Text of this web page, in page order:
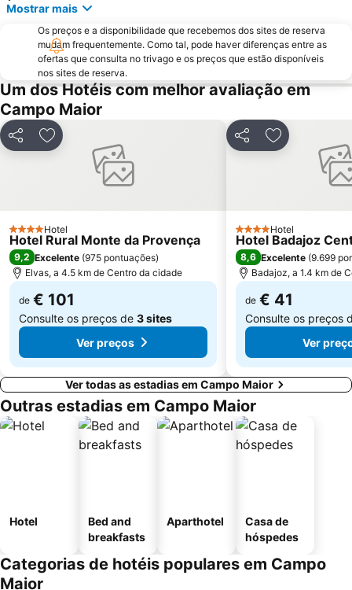
Las Vaguadas
Valencia de Alcántara
Pardaleras
Valdepasillas
Antonio Hernández Gil
Mostrar mais
Os preços e a disponibilidade que recebemos dos sites de reserva
mudam frequentemente. Como tal, pode haver diferenças entre as
ofertas que consulta no trivago e os preços que estão disponíveis
nos sites de reserva.
Um dos Hotéis com melhor avaliação em
Campo Maior
PartilharAdicionar aos favoritos
4 Estrelas
Hotel
Hotel Rural Monte da Provença
9,2 Excelente (975 pontuações)
Elvas, a 4.5 km de Centro da cidade
de € 101
Consulte os preços de 3 sites
Ver preços
PartilharAdicionar
4 Estrelas
Hotel
Hotel Badajoz
8,6 Excelente (9.699
Badajoz, a 1.4 km de
de € 41
Consulte os preços
Ver
Ver todas as estadias em Campo Maior
Outras estadias em Campo Maior
Hotel
Bed and
breakfasts
Aparthotel
Casa de
hóspedes
Categorias de hotéis populares em Campo
Maior